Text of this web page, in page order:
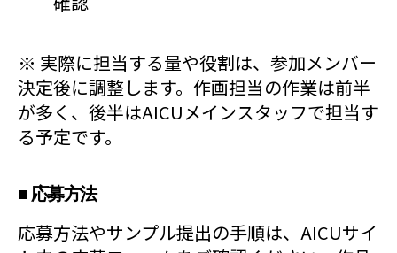
※ 実際に担当する量や役割は、参加メンバー
決定後に調整します。作画担当の作業は前半
が多く、後半はAICUメインスタッフで担当す
る予定です。
■ 応募方法
応募方法やサンプル提出の手順は、AICUサイ